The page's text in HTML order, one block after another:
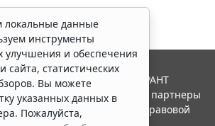
данные
инструменты
улучшения и обеспечения
сайта, статистических
Вы можете
указанных данных в
Пожалуйста,
СЕРВИС", 2026. Система ГАРАНТ
года. Компания "Гарант" и ее партнеры
Российской ассоциации правовой